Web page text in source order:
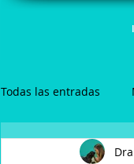
Todas las entradas
Anestesia